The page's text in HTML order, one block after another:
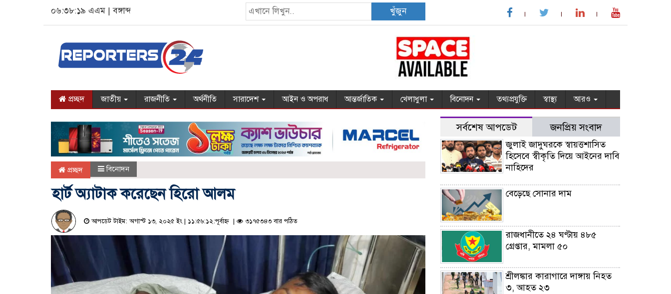
০৬:৩৮:২০ এএম |বঙ্গাব্দ খুঁজুন
প্রচ্ছদ জাতীয় রাজনীতি অর্থনীতি সারাদেশ আইন ও অপরাধ আন্তর্জাতিক খেলাধুলা বিনোদন তথ্যপ্রযুক্তি স্বাস্থ্য আরও
প্রচ্ছদ বিনোদন
হার্ট অ্যাটাক করেছেন হিরো আলম
আপডেট টাইম: অগাস্ট ১৩, ২০২৫ ইং | ১১:৫৬:১২:পূর্বাহ্ন | ৩১৭৫৩৪৩ বার পঠিত
সর্বশেষ আপডেট জনপ্রিয় সংবাদ
জুলাই জাদুঘরকে স্বায়ত্তশাসিত
হিসেবে স্বীকৃতি দিয়ে আইনের দাবি
নাহিদের
বেড়েছে সোনার দাম
রাজধানীতে ২৪ ঘণ্টায় ৪৮৫
গ্রেপ্তার, মামলা ৫০
শ্রীলঙ্কার কারাগারে দাঙ্গায় নিহত
৩, আহত ২৩